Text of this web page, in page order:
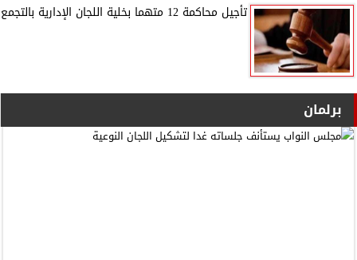
تأجيل محاكمة 12 متهما بخلية اللجان الإدارية بالتجمع
برلمان